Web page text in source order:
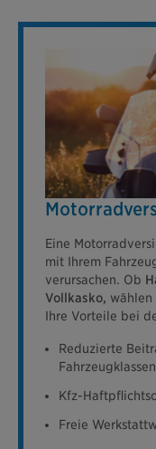
Eine
mit Ihrem
verursachen. Ob
Vollkasko, wählen
Ihre Vorteile bei
Reduzierte
Fahrzeugklassen
Kfz-
Freie